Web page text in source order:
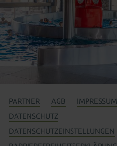
PARTNER AGB
IMPRESSUM
DATENSCHUTZ
DATENSCHUTZEINSTELLUNGEN